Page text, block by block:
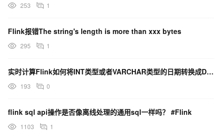
253 1
Flink报错The string's length is more than xxx bytes
295 1
实时计算Flink如何将INT类型或者VARCHAR类型的日期转换成DATE函数
193 0
flink sql api操作是否像离线处理的通用sql一样吗？ #Flink
1103 1